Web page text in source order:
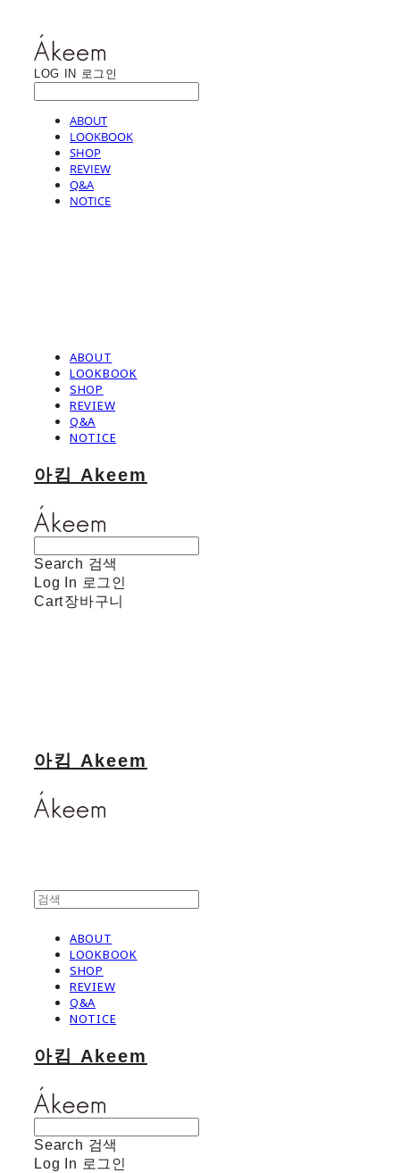
LOG IN 로그인
ABOUT
LOOKBOOK
SHOP
REVIEW
Q&A
NOTICE
ABOUT
LOOKBOOK
SHOP
REVIEW
Q&A
NOTICE
아킴 Akeem
Search 검색
Log In 로그인
Cart장바구니
아킴 Akeem
ABOUT
LOOKBOOK
SHOP
REVIEW
Q&A
NOTICE
아킴 Akeem
Search 검색
Log In 로그인